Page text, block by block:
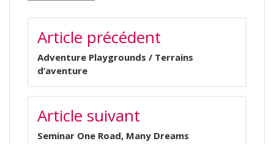
NAVIGATION
DE
L’ARTICLE
Article précédent
Adventure Playgrounds / Terrains
d’aventure
Article suivant
Seminar One Road, Many Dreams